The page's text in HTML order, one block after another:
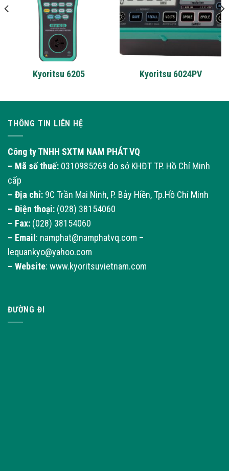
Kyoritsu 6205 Kyoritsu 6024PV
THÔNG TIN LIÊN HỆ
Công ty TNHH SXTM NAM PHÁT VQ
– Mã số thuế: 0310985269 do sở KHĐT TP. Hồ Chí Minh
cấp
– Địa chỉ: 9C Trần Mai Ninh, P. Bảy Hiền, Tp.Hồ Chí Minh
– Điện thoại: (028) 38154060
– Fax: (028) 38154060
– Email : namphat@namphatvq.com –
lequankyo@yahoo.com
– Website: www.kyoritsuvietnam.com
ĐƯỜNG ĐI